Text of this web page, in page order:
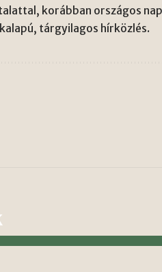
korábban országos
tárgyilagos hírközlés.